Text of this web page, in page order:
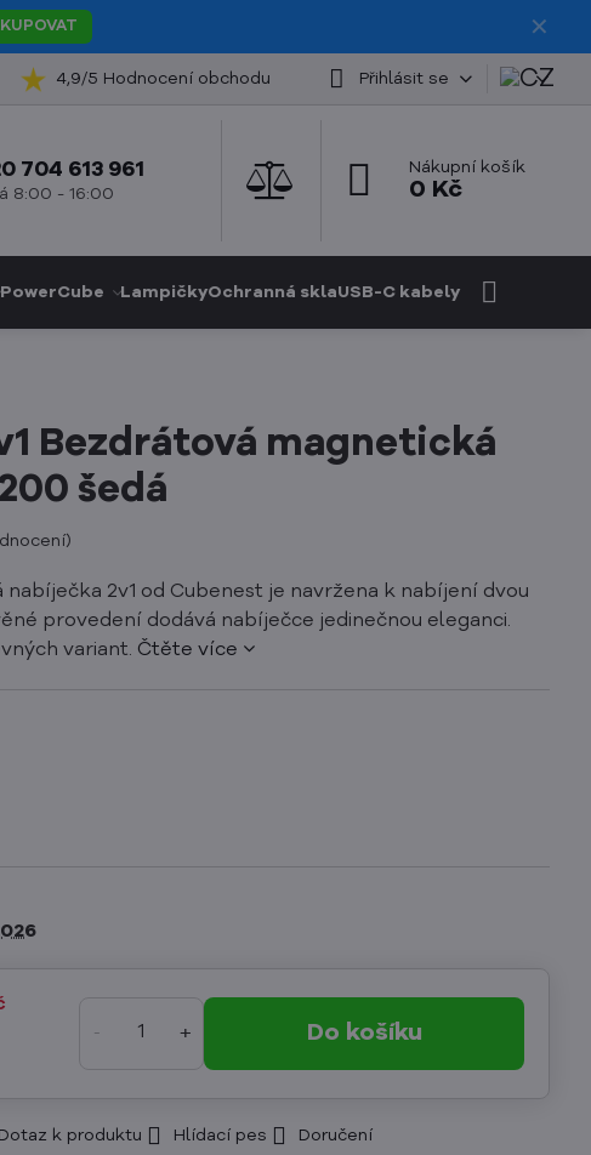
✕
4,9/5 Hodnocení obchodu Přihlásit se
704 613 961
8:00 - 16:00
Nákupní košík
0 Kč
PowerCube LampičkyOchranná sklaUSB-C kabely
Bezdrátová magnetická
šedá
)
2v1 od Cubenest je navržena k nabíjení dvou
provedení dodává nabíječce jedinečnou eleganci.
variant. Čtěte více
Do košíku
Dotaz k produktu Hlídací pes Doručení